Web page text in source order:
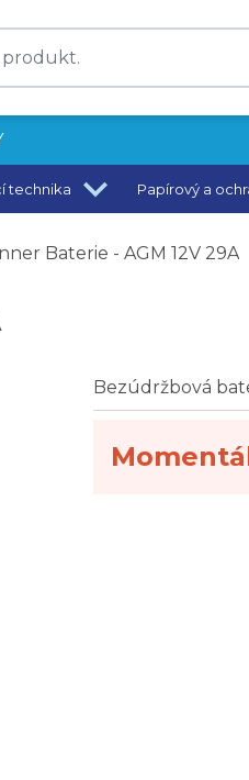
technika Papírový a
Baterie - AGM 12V 29A
Bezúdržbová